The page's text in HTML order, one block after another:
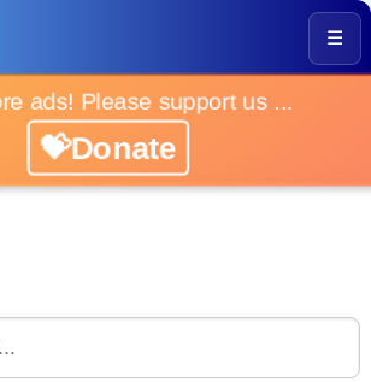
☰
ads! Please support us ...
💝Donate